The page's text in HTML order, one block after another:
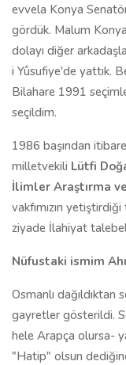
evvela Konya
gördük. Malum
dolayı diğer
i Yûsufiye'de yattık.
Bilahare 1991
seçildim.
1986 başından
milletvekili Lütfi
İlimler Araştırma
vakfımızın
ziyade İlahiyat
Nüfustaki ismim
Osmanlı dağıldıktan
gayretler gösterildi.
hele Arapça olursa-
"Hatip" olsun